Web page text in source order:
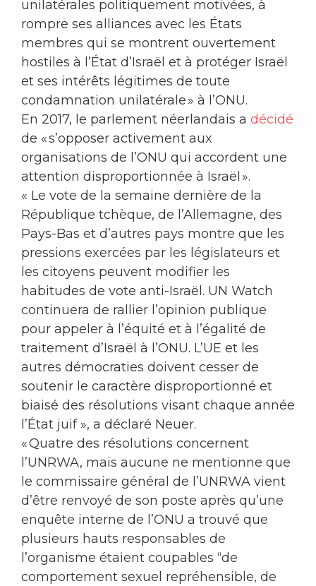
unilatérales politiquement motivées, à
rompre ses alliances avec les États
membres qui se montrent ouvertement
hostiles à l’État d’Israël et à protéger Israël
et ses intérêts légitimes de toute
condamnation unilatérale » à l’ONU.
En 2017, le parlement néerlandais a décidé
de « s’opposer activement aux
organisations de l’ONU qui accordent une
attention disproportionnée à Israël ».
« Le vote de la semaine dernière de la
République tchèque, de l’Allemagne, des
Pays-Bas et d’autres pays montre que les
pressions exercées par les législateurs et
les citoyens peuvent modifier les
habitudes de vote anti-Israël. UN Watch
continuera de rallier l’opinion publique
pour appeler à l’équité et à l’égalité de
traitement d’Israël à l’ONU. L’UE et les
autres démocraties doivent cesser de
soutenir le caractère disproportionné et
biaisé des résolutions visant chaque année
l’État juif », a déclaré Neuer.
« Quatre des résolutions concernent
l’UNRWA, mais aucune ne mentionne que
le commissaire général de l’UNRWA vient
d’être renvoyé de son poste après qu’une
enquête interne de l’ONU a trouvé que
plusieurs hauts responsables de
l’organisme étaient coupables “de
comportement sexuel repréhensible, de